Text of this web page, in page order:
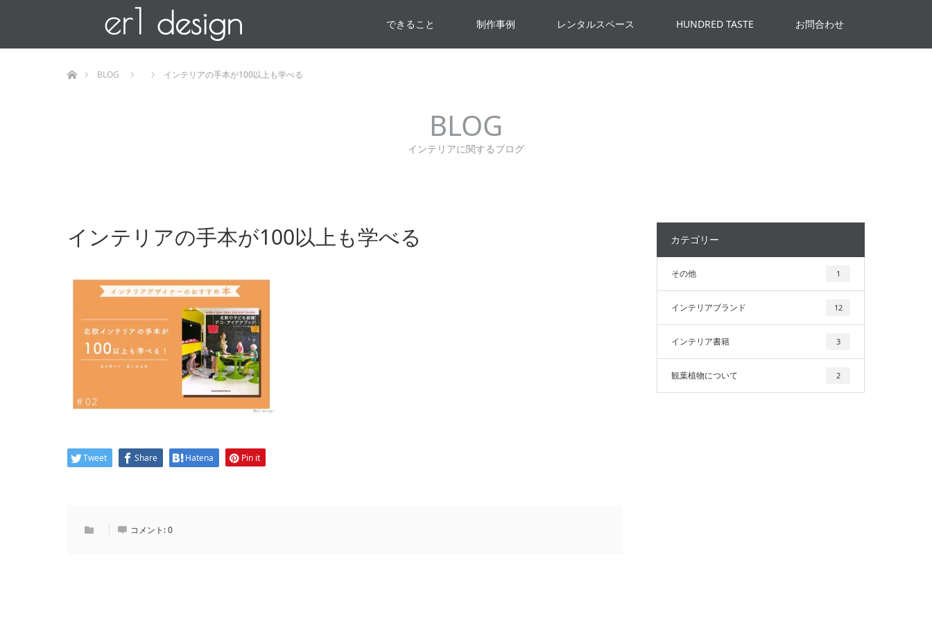
できること 制作事例 レンタルスペース HUNDRED TASTE お問合わせ
BLOG
インテリアの手本が100以上も学べる
BLOG
インテリアに関するブログ
インテリアの手本が100以上も学べる
Tweet Share Hatena Pin it
コメント:0
カテゴリー
その他 1
インテリアブランド 12
インテリア書籍 3
観葉植物について 2